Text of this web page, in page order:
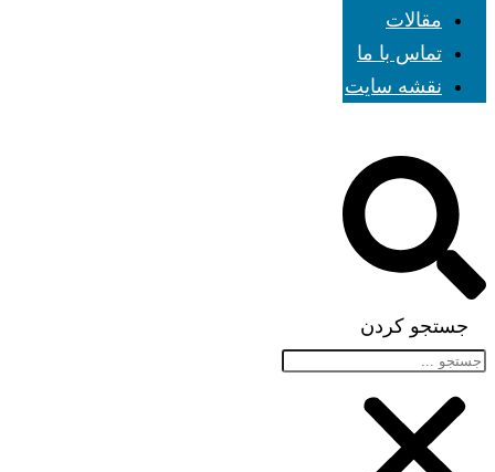
مقالات
تماس با ما
نقشه سایت
جستجو کردن